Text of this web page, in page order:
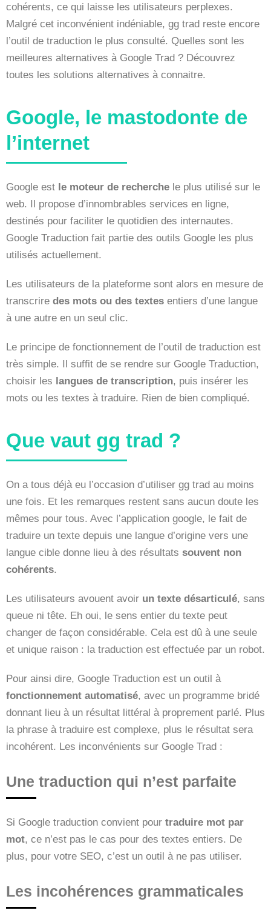
cohérents, ce qui laisse les utilisateurs perplexes.
Malgré cet inconvénient indéniable, gg trad reste encore
l’outil de traduction le plus consulté. Quelles sont les
meilleures alternatives à Google Trad ? Découvrez
toutes les solutions alternatives à connaitre.
Google, le mastodonte de
l’internet
Google est le moteur de recherche le plus utilisé sur le
web. Il propose d’innombrables services en ligne,
destinés pour faciliter le quotidien des internautes.
Google Traduction fait partie des outils Google les plus
utilisés actuellement.
Les utilisateurs de la plateforme sont alors en mesure de
transcrire des mots ou des textes entiers d’une langue
à une autre en un seul clic.
Le principe de fonctionnement de l’outil de traduction est
très simple. Il suffit de se rendre sur Google Traduction,
choisir les langues de transcription, puis insérer les
mots ou les textes à traduire. Rien de bien compliqué.
Que vaut gg trad ?
On a tous déjà eu l’occasion d’utiliser gg trad au moins
une fois. Et les remarques restent sans aucun doute les
mêmes pour tous. Avec l’application google, le fait de
traduire un texte depuis une langue d’origine vers une
langue cible donne lieu à des résultats souvent non
cohérents.
Les utilisateurs avouent avoir un texte désarticulé, sans
queue ni tête. Eh oui, le sens entier du texte peut
changer de façon considérable. Cela est dû à une seule
et unique raison : la traduction est effectuée par un robot.
Pour ainsi dire, Google Traduction est un outil à
fonctionnement automatisé, avec un programme bridé
donnant lieu à un résultat littéral à proprement parlé. Plus
la phrase à traduire est complexe, plus le résultat sera
incohérent. Les inconvénients sur Google Trad :
Une traduction qui n’est parfaite
Si Google traduction convient pour traduire mot par
mot, ce n’est pas le cas pour des textes entiers. De
plus, pour votre SEO, c’est un outil à ne pas utiliser.
Les incohérences grammaticales